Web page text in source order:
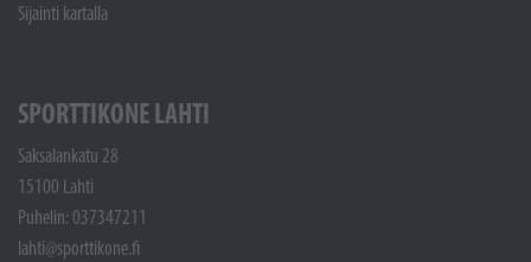
Sijainti kartalla
SPORTTIKONE LAHTI
Saksalankatu 28
15100 Lahti
Puhelin: 037347211
lahti@sporttikone.fi